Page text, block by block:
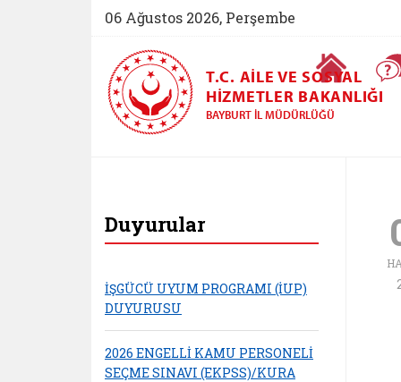
06 Ağustos 2026, Perşembe
Ana Sayfa
T.C. AILE VE SOSYAL
HIZMETLER BAKANLIĞI
BAYBURT İL MÜDÜRLÜĞÜ
Duyurular
İŞGÜCÜ UYUM PROGRAMI (İUP)
DUYURUSU
2026 ENGELLİ KAMU PERSONELİ
SEÇME SINAVI (EKPSS)/KURA